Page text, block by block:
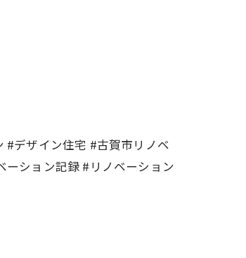
#デザイン住宅 #古賀市リノベ
ション記録 #リノベーション